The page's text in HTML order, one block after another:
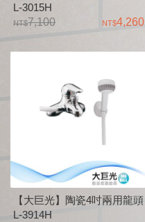
L-3015H
7,100
4,260
【大巨光】陶瓷4吋兩用龍頭
L-3914H